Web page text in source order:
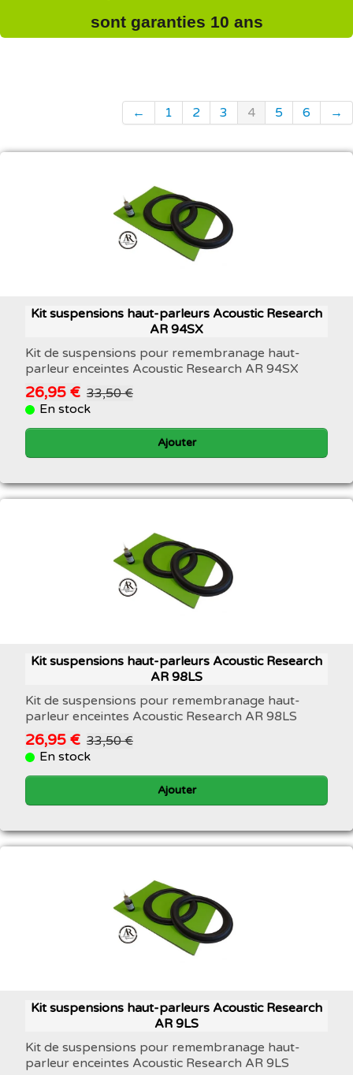
sont garanties 10 ans
← 1 2 3 4 5 6 →
Kit suspensions haut-parleurs Acoustic Research
AR 94SX
Kit de suspensions pour remembranage haut-
parleur enceintes Acoustic Research AR 94SX
26,95 € 33,50 €
En stock
Ajouter
Kit suspensions haut-parleurs Acoustic Research
AR 98LS
Kit de suspensions pour remembranage haut-
parleur enceintes Acoustic Research AR 98LS
26,95 € 33,50 €
En stock
Ajouter
Kit suspensions haut-parleurs Acoustic Research
AR 9LS
Kit de suspensions pour remembranage haut-
parleur enceintes Acoustic Research AR 9LS